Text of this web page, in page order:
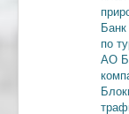
Банк
по
АО